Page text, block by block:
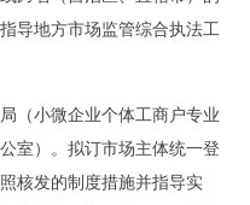
导地方市场监管综合执法工
局（小微企业个体工商户专业
室）。拟订市场主体统一登
核发的制度措施并指导实